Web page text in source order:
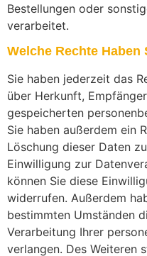
Bestellungen oder
verarbeitet.
Welche Rechte
Sie haben jederzeit das
über Herkunft,
gespeicherten
Sie haben außerdem ein
Löschung dieser Daten
Einwilligung zur
können Sie diese
widerrufen. Außerdem
bestimmten Umständen
Verarbeitung Ihrer
verlangen. Des Weiteren